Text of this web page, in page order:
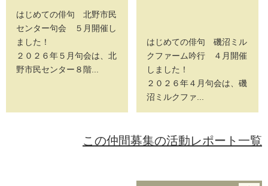
はじめての俳句 北野市民
センター句会 ５月開催し
ました！
２０２６年５月句会は、北
野市民センター８階...
はじめての俳句 磯沼ミル
クファーム吟行 ４月開催
しました！
２０２６年４月句会は、磯
沼ミルクファ...
この仲間募集の活動レポート一覧